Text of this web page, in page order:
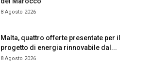
8 Agosto 2026
Malta, quattro offerte presentate per il
progetto di energia rinnovabile dal...
8 Agosto 2026